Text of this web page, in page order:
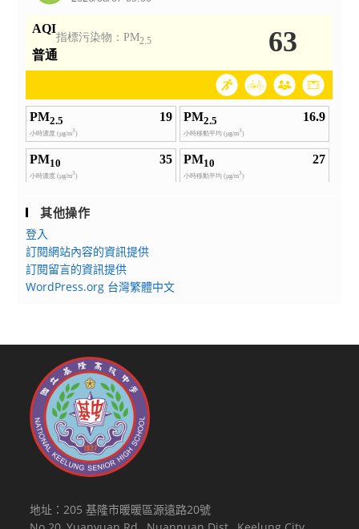
其他操作
登入
訂閱網站內容的資訊提供
訂閱留言的資訊提供
WordPress.org 台灣繁體中文
地址：205 基隆市暖暖區源遠路20號